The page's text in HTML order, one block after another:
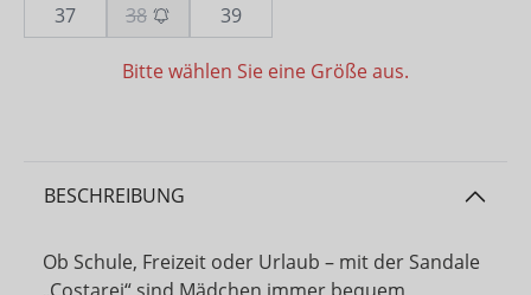
37
38 39
Bitte wählen Sie eine Größe aus.
BESCHREIBUNG
Ob Schule, Freizeit oder Urlaub – mit der Sandale